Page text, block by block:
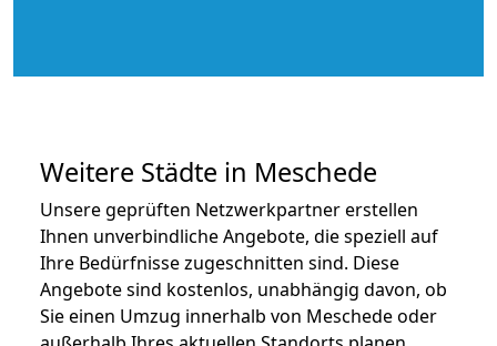
Weitere Städte in Meschede
Unsere geprüften Netzwerkpartner erstellen
Ihnen unverbindliche Angebote, die speziell auf
Ihre Bedürfnisse zugeschnitten sind. Diese
Angebote sind kostenlos, unabhängig davon, ob
Sie einen Umzug innerhalb von Meschede oder